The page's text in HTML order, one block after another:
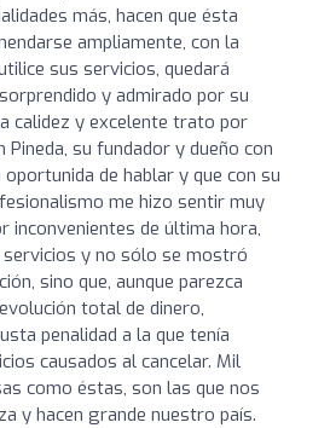
más, hacen que ésta
ampliamente, con la
sus servicios, quedará
y admirado por su
calidez y excelente trato por
su fundador y dueño con
de hablar y que con su
me hizo sentir muy
inconvenientes de última hora,
y no sólo se mostró
sino que, aunque parezca
total de dinero,
penalidad a la que tenía
causados al cancelar. Mil
como éstas, son las que nos
y hacen grande nuestro país.